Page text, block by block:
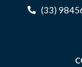
(33)